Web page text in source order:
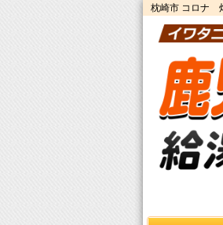
枕崎市 コロナ